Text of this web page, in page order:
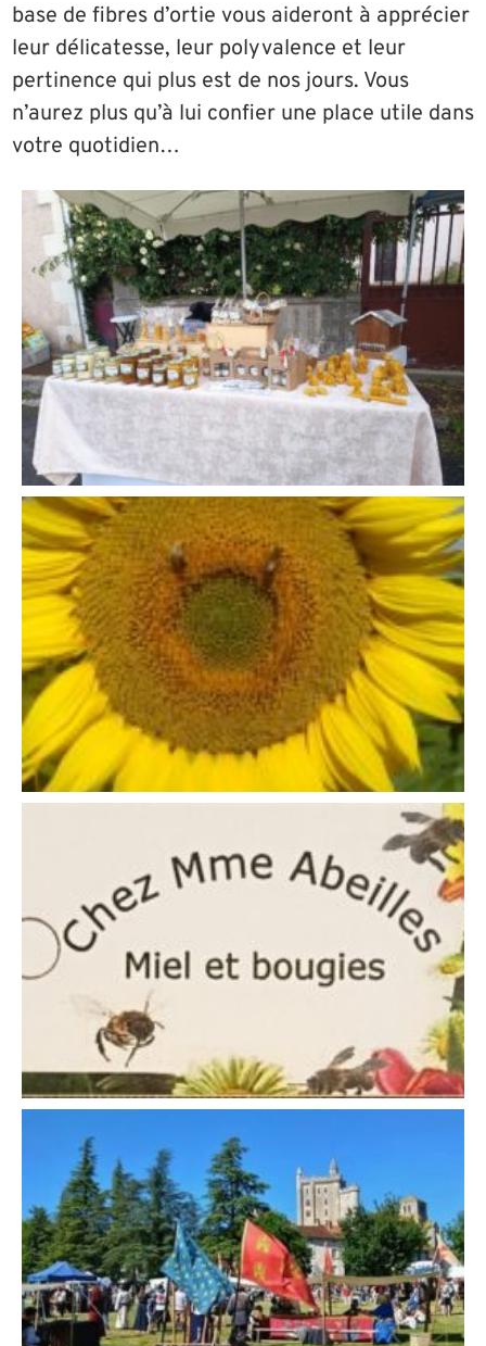
base de fibres d’ortie vous aideront à apprécier
leur délicatesse, leur polyvalence et leur
pertinence qui plus est de nos jours. Vous
n’aurez plus qu’à lui confier une place utile dans
votre quotidien…